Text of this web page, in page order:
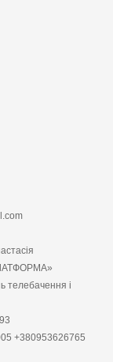
телебачення і
+380953626765